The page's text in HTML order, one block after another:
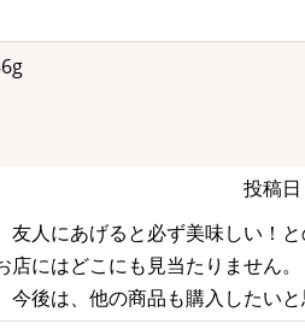
投稿
人にあげると必ず美味しい！
にはどこにも見当たりません
後は、他の商品も購入したいと